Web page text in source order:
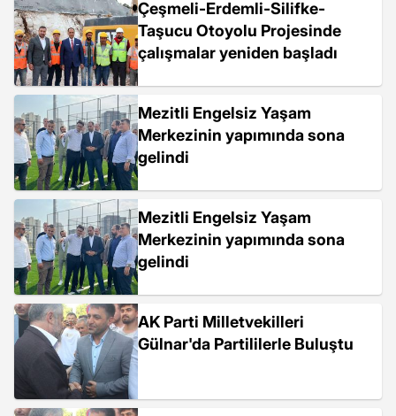
Çeşmeli-Erdemli-Silifke-
Taşucu Otoyolu Projesinde
çalışmalar yeniden başladı
Mezitli Engelsiz Yaşam
Merkezinin yapımında sona
gelindi
Mezitli Engelsiz Yaşam
Merkezinin yapımında sona
gelindi
AK Parti Milletvekilleri
Gülnar'da Partililerle Buluştu